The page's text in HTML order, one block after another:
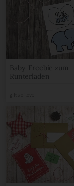
Baby-Freebie zum
Runterladen